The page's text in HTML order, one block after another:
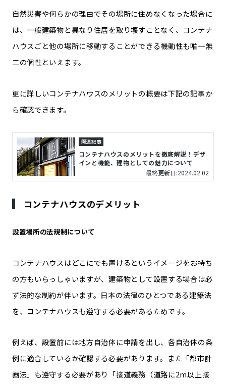
自然災害や何らかの理由でその場所に住めなくなった場合に
は、一般建築物と異なり住居を取り壊すことなく、コンテナ
ハウスごと他の場所に移動することができる機動性も唯一無
二の個性といえます。
更に詳しいコンテナハウスのメリットの概要は下記の記事か
ら確認できます。
関連記事
コンテナハウスのメリットを徹底解説！デザ
インと機能、建物としての魅力について
最終更新日:2024.02.02
コンテナハウスのデメリット
設置場所の法規制について
コンテナハウスはどこにでも置けるというイメージをお持ち
の方もいらっしゃいますが、建築物として設置する場合は必
ず法的な制約が伴います。日本の法律のひとつである建築法
を、コンテナハウスも遵守する必要があるためです。
例えば、設置前には地方自治体に申請を出し、各自治体の条
例に適合しているか確認する必要があります。また「都市計
画法」も遵守する必要があり「接道義務（道路に2m以上接